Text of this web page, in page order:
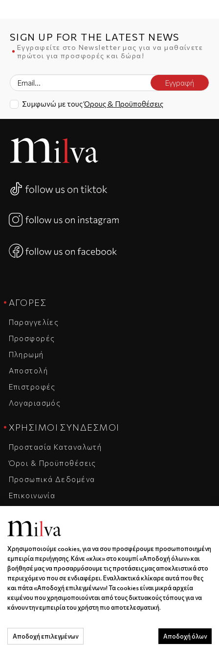
SIGN UP FOR THE LATEST NEWS
Εγγραφείτε στο Newsletter μας για να μαθαίνετε
πρώτοι για προσφορές και δώρα!
Εγγραφή
Συμφωνώ με τουςΌρους & Προϋποθέσεις
ΑΓΟΡΈΣ
Παραγγελίες
Προσφορές
Πληρωμή
Αποστολή
Επιστροφές
Λογαριασμός
ΧΡΉΣΙΜΟΙ ΣΎΝΔΕΣΜΟΙ
Προστασία Καταναλωτή
Όροι & Προϋποθέσεις
Προσωπικά Δεδομένα
Επικοινωνία
Καριέρα
ΕΠΙΚΟΙΝΩΝΊΑ & ΩΡΆΡΙΟ
Ξάνθου 6 | Κως | 85300
6936688501
info@milva.gr
Χρησιμοποιούμε cookies, για να σου προσφέρουμε προσωποποιημένη
εμπειρία περιήγησης. Κάνε «κλικ» στο κουμπί «Αποδοχή όλων» και
βοήθησέ μας να προσαρμόσουμε τις προτάσεις μας αποκλειστικά στο
περιεχόμενο που σε ενδιαφέρει. Εναλλακτικά κλίκαρε αυτά που θες
και πάτα «Αποδοχή επιλεγμένων»! Τα cookies είναι μικρά αρχεία
κειμένου που χρησιμοποιούνται από τους δικτυακούς τόπους για να
κάνουν την εμπειρία του χρήστη πιο αποτελεσματική.
Αποδοχή επιλεγμένων Αποδοχή όλων